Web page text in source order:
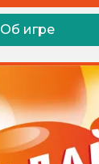
Об игре